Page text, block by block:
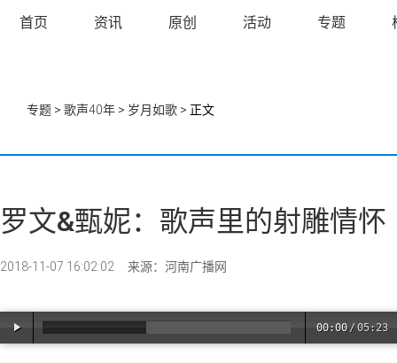
首页 资讯 原创 活动 专题
专题 > 歌声40年 > 岁月如歌 > 正文
罗文&甄妮：歌声里的射雕情怀
2018-11-07 16:02:02 来源：河南广播网
00:00 /05:23